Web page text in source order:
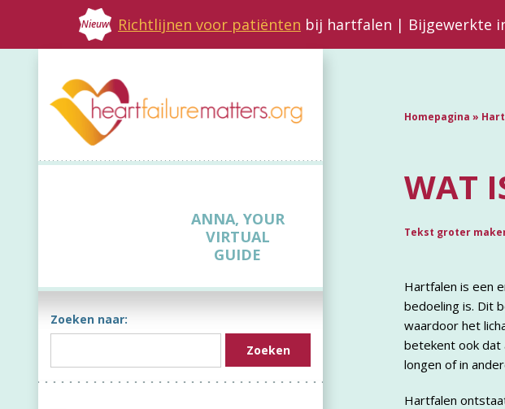
Nieuw Richtlijnen voor patiënten bij hartfalen | Bijgewerkte
ANNA, YOUR
VIRTUAL
GUIDE
Zoeken naar:
Homepagina »
WAT
Tekst groter
Hartfalen is een
bedoeling is. Dit
waardoor het
betekent ook dat
longen of in
Hartfalen